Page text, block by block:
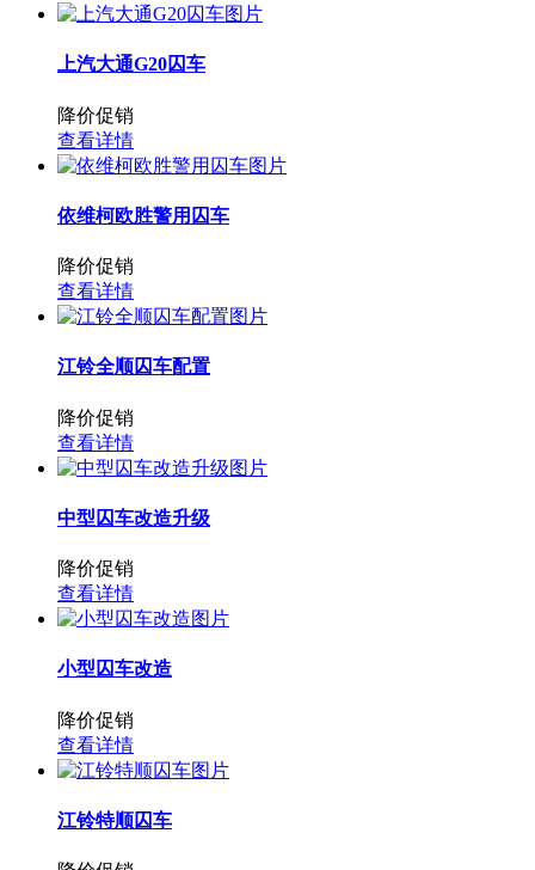
上汽大通G20囚车
降价促销
查看详情
依维柯欧胜警用囚车
降价促销
查看详情
江铃全顺囚车配置
降价促销
查看详情
中型囚车改造升级
降价促销
查看详情
小型囚车改造
降价促销
查看详情
江铃特顺囚车